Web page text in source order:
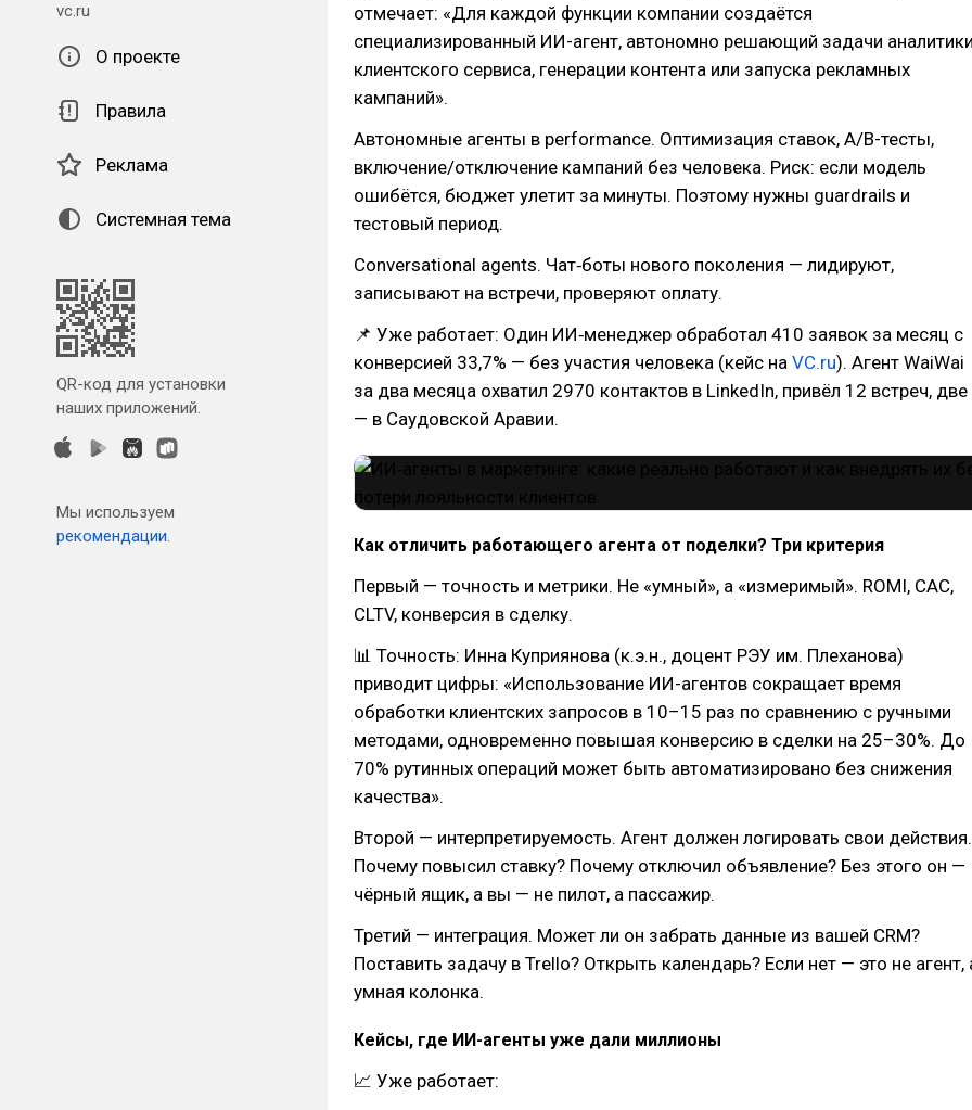
vc.ru
О проекте
Правила
Реклама
Системная тема
QR-код для установки
наших приложений.
Мы используем
рекомендации.
отмечает: «Для каждой функции компании создаётся
специализированный ИИ-агент, автономно решающий задачи
клиентского сервиса, генерации контента или запуска рекламных
кампаний».
Автономные агенты в performance. Оптимизация ставок, A/B-тесты,
включение/отключение кампаний без человека. Риск: если модель
ошибётся, бюджет улетит за минуты. Поэтому нужны guardrails и
тестовый период.
Conversational agents. Чат‑боты нового поколения — лидируют,
записывают на встречи, проверяют оплату.
📌 Уже работает: Один ИИ‑менеджер обработал 410 заявок за месяц с
конверсией 33,7% — без участия человека (кейс на VC.ru). Агент WaiWai
за два месяца охватил 2970 контактов в LinkedIn, привёл 12 встреч, две
— в Саудовской Аравии.
Как отличить работающего агента от поделки? Три критерия
Первый — точность и метрики. Не «умный», а «измеримый». ROMI, CAC,
CLTV, конверсия в сделку.
📊 Точность: Инна Куприянова (к.э.н., доцент РЭУ им. Плеханова)
приводит цифры: «Использование ИИ-агентов сокращает время
обработки клиентских запросов в 10–15 раз по сравнению с ручными
методами, одновременно повышая конверсию в сделки на 25–30%. До
70% рутинных операций может быть автоматизировано без снижения
качества».
Второй — интерпретируемость. Агент должен логировать свои действия.
Почему повысил ставку? Почему отключил объявление? Без этого он —
чёрный ящик, а вы — не пилот, а пассажир.
Третий — интеграция. Может ли он забрать данные из вашей CRM?
Поставить задачу в Trello? Открыть календарь? Если нет — это не агент,
умная колонка.
Кейсы, где ИИ-агенты уже дали миллионы
📈 Уже работает: